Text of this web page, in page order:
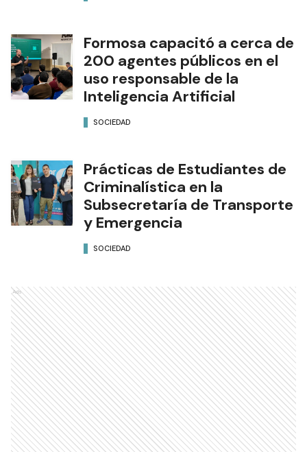
Formosa capacitó a cerca de
200 agentes públicos en el
uso responsable de la
Inteligencia Artificial
SOCIEDAD
Prácticas de Estudiantes de
Criminalística en la
Subsecretaría de Transporte
y Emergencia
SOCIEDAD
Ads